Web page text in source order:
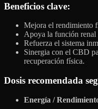
Beneficios clave:
Mejora el rendimiento
Apoya la función
Refuerza el sistema
Sinergia con el CBD
recuperación física.
Dosis recomendada
Energía /